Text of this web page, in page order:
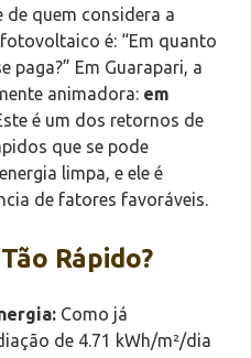
de quem considera a
é: “Em quanto
paga?” Em Guarapari, a
animadora: em
Este é um dos retornos de
que se pode
limpa, e ele é
de fatores favoráveis.
Rápido?
Como já
de 4.71 kWh/m²/dia